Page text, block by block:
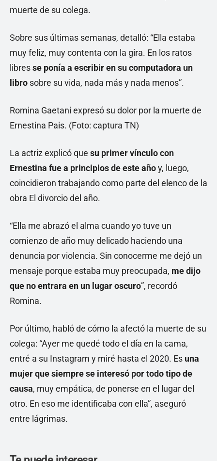
muerte de su colega.
Sobre sus últimas semanas, detalló: “Ella estaba
muy feliz, muy contenta con la gira. En los ratos
libresse ponía a escribir en su computadora un
libro sobre su vida, nada más y nada menos”.
Romina Gaetani expresó su dolor por la muerte de
Ernestina Pais. (Foto: captura TN)
La actriz explicó que su primer vínculo con
Ernestina fue a principios de este añoy, luego,
coincidieron trabajando como parte del elenco de la
obra El divorcio del año.
“Ella me abrazó el alma cuando yo tuve un
comienzo de año muy delicado haciendo una
denuncia por violencia. Sin conocerme me dejó un
mensaje porque estaba muy preocupada, me dijo
que no entrara en un lugar oscuro”, recordó
Romina.
Por último, habló de cómo la afectó la muerte de su
colega: “Ayer me quedé todo el día en la cama,
entré a su Instagram y miré hasta el 2020. Es una
mujer que siempre se interesó por todo tipo de
causa, muy empática, de ponerse en el lugar del
otro. En eso me identificaba con ella”, aseguró
entre lágrimas.